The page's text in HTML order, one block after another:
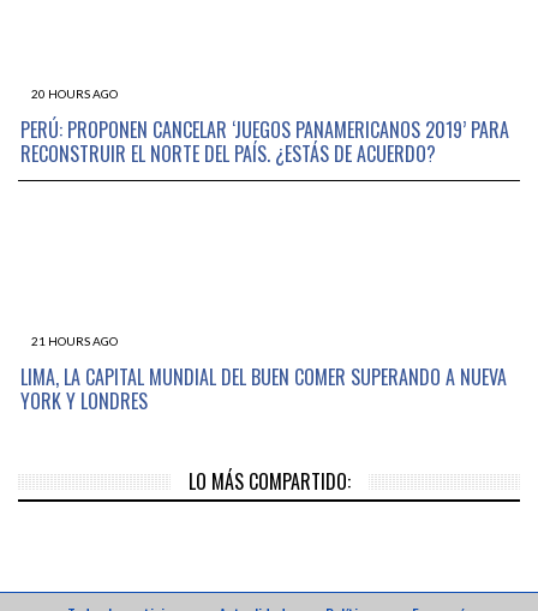
20 HOURS AGO
PERÚ: PROPONEN CANCELAR ‘JUEGOS PANAMERICANOS 2019’ PARA
RECONSTRUIR EL NORTE DEL PAÍS. ¿ESTÁS DE ACUERDO?
21 HOURS AGO
LIMA, LA CAPITAL MUNDIAL DEL BUEN COMER SUPERANDO A NUEVA
YORK Y LONDRES
LO MÁS COMPARTIDO: